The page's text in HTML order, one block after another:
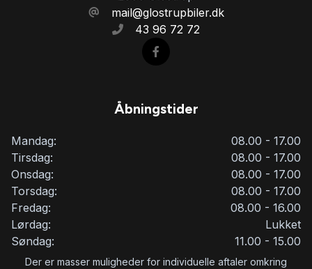
mail@glostrupbiler.dk
43 96 72 72
Åbningstider
Mandag:
08.00 - 17.00
Tirsdag:
08.00 - 17.00
Onsdag:
08.00 - 17.00
Torsdag:
08.00 - 17.00
Fredag:
08.00 - 16.00
Lørdag:
Lukket
Søndag:
11.00 - 15.00
Der er masser muligheder for individuelle aftaler omkring